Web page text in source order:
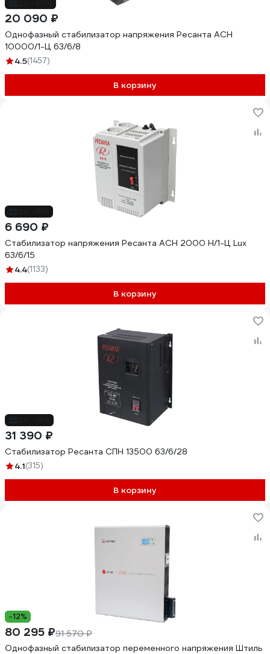
20 090 ₽
Однофазный стабилизатор напряжения Ресанта АСН
10000/1-Ц 63/6/8
4.5(1457)
В корзину
6 690 ₽
Стабилизатор напряжения Ресанта АСН 2000 Н/1-Ц Lux
63/6/15
4.4(1133)
В корзину
31 390 ₽
Стабилизатор Ресанта СПН 13500 63/6/28
4.1(315)
В корзину
-12%
80 295 ₽91 570 ₽
Однофазный стабилизатор переменного напряжения Штиль